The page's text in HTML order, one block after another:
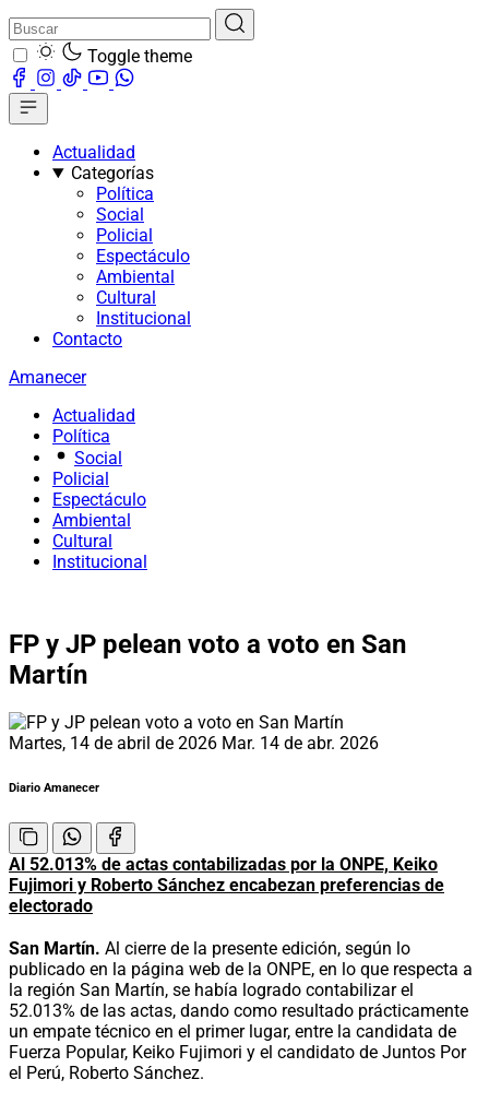
Toggle theme
Actualidad
Categorías
Política
Social
Policial
Espectáculo
Ambiental
Cultural
Institucional
Contacto
Amanecer
Actualidad
Política
Social
Policial
Espectáculo
Ambiental
Cultural
Institucional
FP y JP pelean voto a voto en San
Martín
Martes, 14 de abril de 2026 Mar. 14 de abr. 2026
Diario Amanecer
Al 52.013% de actas contabilizadas por la ONPE, Keiko
Fujimori y Roberto Sánchez encabezan preferencias de
electorado
San Martín. Al cierre de la presente edición, según lo
publicado en la página web de la ONPE, en lo que respecta a
la región San Martín, se había logrado contabilizar el
52.013% de las actas, dando como resultado prácticamente
un empate técnico en el primer lugar, entre la candidata de
Fuerza Popular, Keiko Fujimori y el candidato de Juntos Por
el Perú, Roberto Sánchez.